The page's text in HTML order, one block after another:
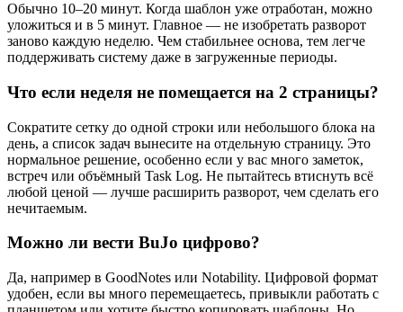
Обычно 10–20 минут. Когда шаблон уже отработан, можно
уложиться и в 5 минут. Главное — не изобретать разворот
заново каждую неделю. Чем стабильнее основа, тем легче
поддерживать систему даже в загруженные периоды.
Что если неделя не помещается на 2 страницы?
Сократите сетку до одной строки или небольшого блока на
день, а список задач вынесите на отдельную страницу. Это
нормальное решение, особенно если у вас много заметок,
встреч или объёмный Task Log. Не пытайтесь втиснуть всё
любой ценой — лучше расширить разворот, чем сделать его
нечитаемым.
Можно ли вести BuJo цифрово?
Да, например в GoodNotes или Notability. Цифровой формат
удобен, если вы много перемещаетесь, привыкли работать с